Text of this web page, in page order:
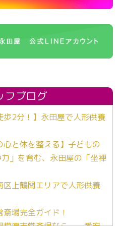
フブログ
歩2分！】永田屋で人形供養
心と体を整える】子どもの
」を育む、永田屋の「坐禅
区上鶴間エリアで人形供養
場完全ガイド！